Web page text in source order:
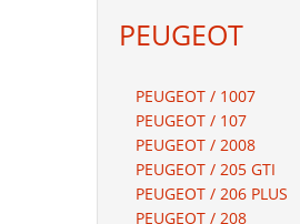
PEUGEOT
PEUGEOT / 1007
PEUGEOT / 107
PEUGEOT / 2008
PEUGEOT / 205 GTI
PEUGEOT / 206 PLUS
PEUGEOT / 208